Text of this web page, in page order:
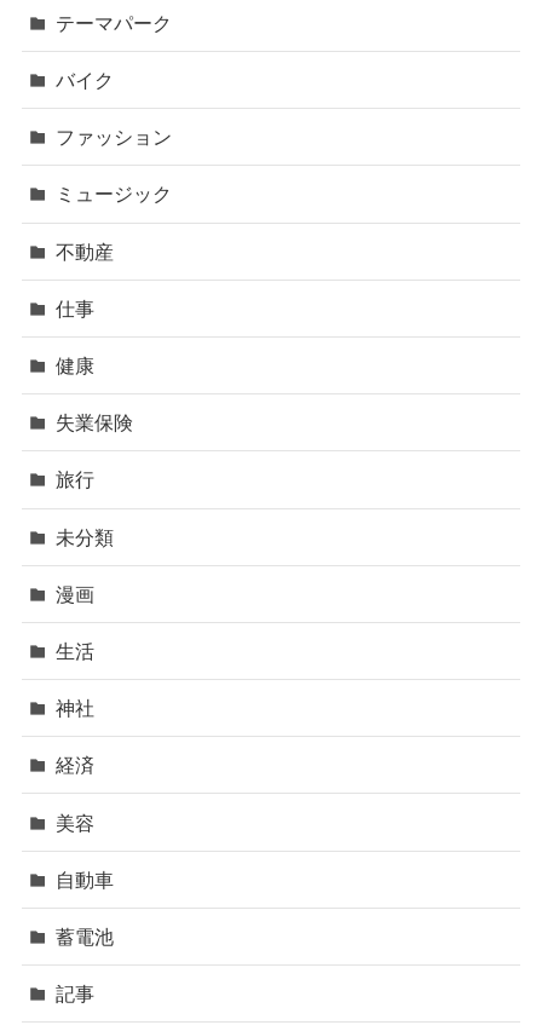
テーマパーク
バイク
ファッション
ミュージック
不動産
仕事
健康
失業保険
旅行
未分類
漫画
生活
神社
経済
美容
自動車
蓄電池
記事